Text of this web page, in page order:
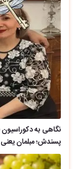
نگاهی به
پسندش؛ مبلمان